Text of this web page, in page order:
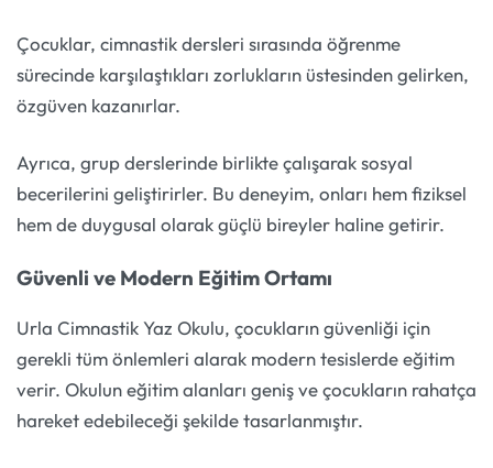
Çocuklar, cimnastik dersleri sırasında öğrenme
sürecinde karşılaştıkları zorlukların üstesinden gelirken,
özgüven kazanırlar.
Ayrıca, grup derslerinde birlikte çalışarak sosyal
becerilerini geliştirirler. Bu deneyim, onları hem fiziksel
hem de duygusal olarak güçlü bireyler haline getirir.
Güvenli ve Modern Eğitim Ortamı
Urla Cimnastik Yaz Okulu, çocukların güvenliği için
gerekli tüm önlemleri alarak modern tesislerde eğitim
verir. Okulun eğitim alanları geniş ve çocukların rahatça
hareket edebileceği şekilde tasarlanmıştır.